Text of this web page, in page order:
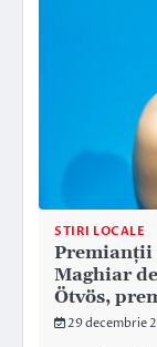
STIRI LOCALE
Premianţii
Maghiar
Ötvös,
29 decembrie